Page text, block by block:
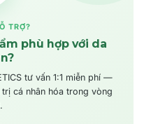
TRỢ?
phù hợp với da
tư vấn 1:1 miễn phí —
cá nhân hóa trong vòng